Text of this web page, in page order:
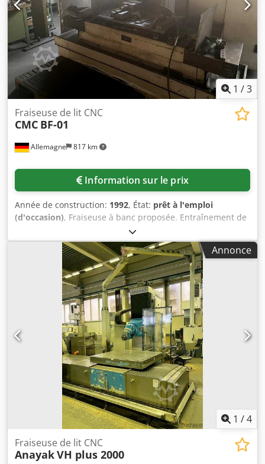
1 /3
Allemagne 817 km
Fraiseuse de lit CNC
CMC BF-01
Information sur le prix
Année de construction: 1992, État: prêt à l'emploi
(d'occasion), Fraiseuse à banc proposée. Entraînement de
broche : 25 kW, surface de table X/Y : 1250 mm/500 mm,
courses X/Y/Z : 1000 mm/500 mm/600 mm, porte-outil : ISO
40, avance : 0 mm - 3000 mm/min. Équipée d’une
commande CNC, d’un système de refroidissement, d’une
manivelle électronique, poids de la machine : env. 4200 kg,
dimensions de la machine X/Y/Z : env. 2800 mm/2400
mm/2500 mm. Visite possible sur rendez-vous. Csdpfx
Adsy Taubjterf
Annonce
1 /4
Fraiseuse de lit CNC
AnayakVH plus 2000